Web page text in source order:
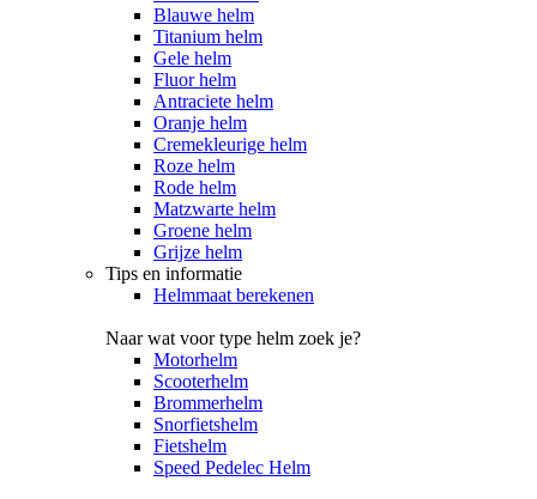
Blauwe helm
Titanium helm
Gele helm
Fluor helm
Antraciete helm
Oranje helm
Cremekleurige helm
Roze helm
Rode helm
Matzwarte helm
Groene helm
Grijze helm
Tips en informatie
Helmmaat berekenen
Naar wat voor type helm zoek je?
Motorhelm
Scooterhelm
Brommerhelm
Snorfietshelm
Fietshelm
Speed Pedelec Helm